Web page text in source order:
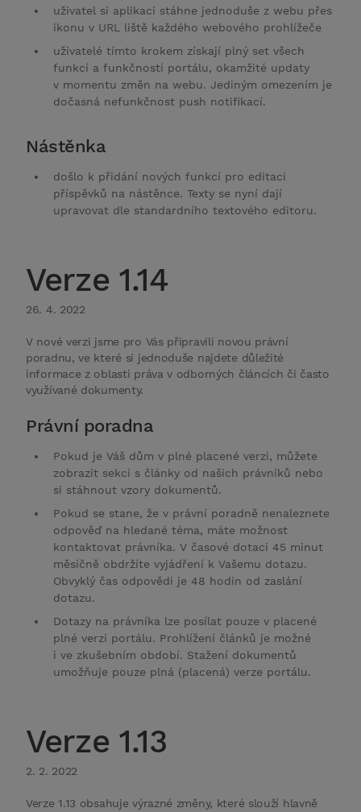
uživatel si aplikaci stáhne jednoduše z webu přes
ikonu v URL liště každého webového prohlížeče
uživatelé tímto krokem získají plný set všech
funkcí a funkčností portálu, okamžité updaty
v momentu změn na webu. Jediným omezením je
dočasná nefunkčnost push notifikací.
Nástěnka
došlo k přidání nových funkcí pro editaci
příspěvků na nástěnce. Texty se nyní dají
upravovat dle standardního textového editoru.
Verze 1.14
26. 4. 2022
V nové verzi jsme pro Vás připravili novou právní
poradnu, ve které si jednoduše najdete důležité
informace z oblasti práva v odborných článcích či často
využívané dokumenty.
Právní poradna
Pokud je Váš dům v plné placené verzi, můžete
zobrazit sekci s články od našich právníků nebo
si stáhnout vzory dokumentů.
Pokud se stane, že v právní poradně nenaleznete
odpověď na hledané téma, máte možnost
kontaktovat právníka. V časové dotaci 45 minut
měsíčně obdržíte vyjádření k Vašemu dotazu.
Obvyklý čas odpovědi je 48 hodin od zaslání
dotazu.
Dotazy na právníka lze posílat pouze v placené
plné verzi portálu. Prohlížení článků je možné
i ve zkušebním období. Stažení dokumentů
umožňuje pouze plná (placená) verze portálu.
Verze 1.13
2. 2. 2022
Verze 1.13 obsahuje výrazné změny, které slouží hlavně